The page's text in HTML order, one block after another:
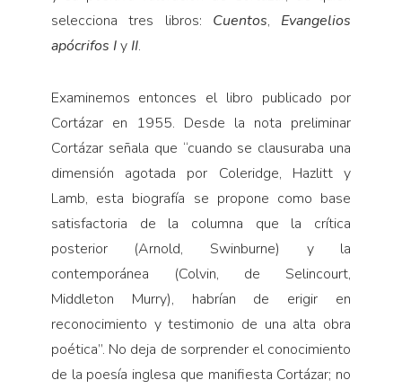
selecciona tres libros: Cuentos, Evangelios
apócrifos Iy II.
Examinemos entonces el libro publicado por
Cortázar en 1955. Desde la nota preliminar
Cortázar señala que “cuando se clausuraba una
dimensión agotada por Coleridge, Hazlitt y
Lamb, esta biografía se propone como base
satisfactoria de la columna que la crítica
posterior (Arnold, Swinburne) y la
contemporánea (Colvin, de Selincourt,
Middleton Murry), habrían de erigir en
reconocimiento y testimonio de una alta obra
poética”. No deja de sorprender el conocimiento
de la poesía inglesa que manifiesta Cortázar; no